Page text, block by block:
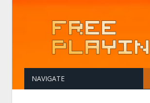
NAVIGATE